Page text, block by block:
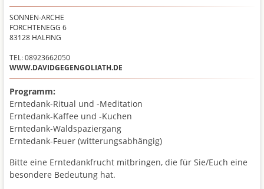
SONNEN-ARCHE
FORCHTENEGG 6
83128 HALFING
TEL: 08923662050
WWW.DAVIDGEGENGOLIATH.DE
Programm:
Erntedank-Ritual und -Meditation
Erntedank-Kaffee und -Kuchen
Erntedank-Waldspaziergang
Erntedank-Feuer (witterungsabhängig)
Bitte eine Erntedankfrucht mitbringen, die für Sie/Euch eine
besondere Bedeutung hat.